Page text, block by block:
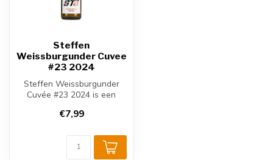
Steffen
Weissburgunder Cuvee
#23 2024
Steffen Weissburgunder
Cuvée #23 2024 is een
Rheinh...
€7,99